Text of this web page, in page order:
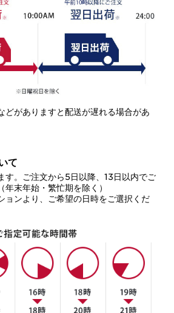
どがありますと配送が遅れる場合があ
て
す。ご注文から5日以降、13日以内でご
末年始・繁忙期を除く）
ョンより、ご希望の日時をご選択くだ